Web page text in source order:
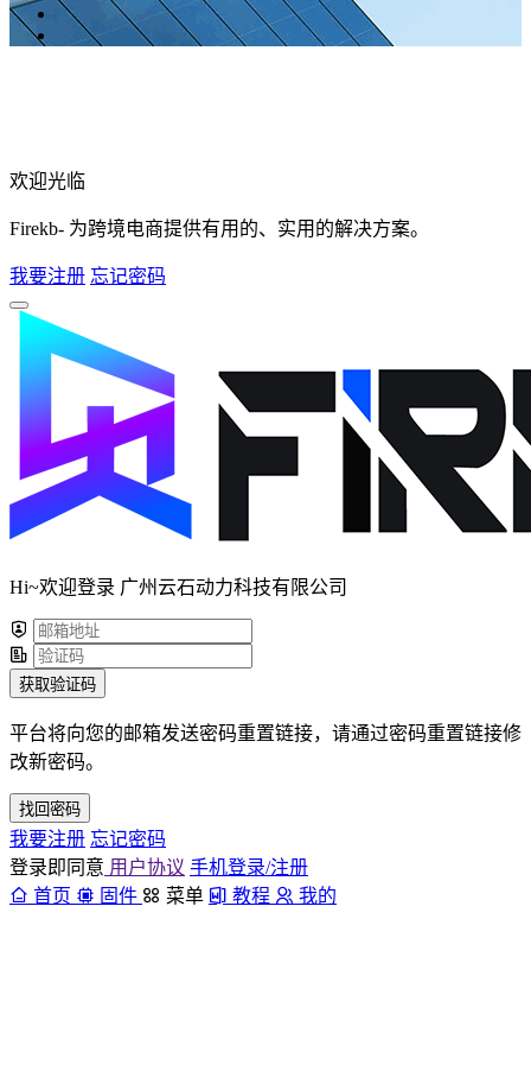
欢迎光临
Firekb- 为跨境电商提供有用的、实用的解决方案。
我要注册 忘记密码
Hi~欢迎登录 广州云石动力科技有限公司
获取验证码
平台将向您的邮箱发送密码重置链接，请通过密码重置链接修
改新密码。
找回密码
我要注册 忘记密码
登录即同意 用户协议 手机登录/注册
首页
固件 菜单 教程 我的